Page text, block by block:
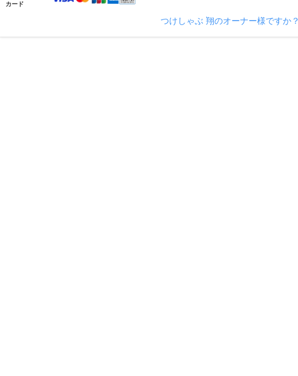
カード
つけしゃぶ 翔のオーナー様ですか